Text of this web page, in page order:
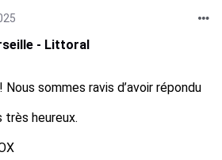
- Littoral
sommes ravis d’avoir répondu
très heureux.